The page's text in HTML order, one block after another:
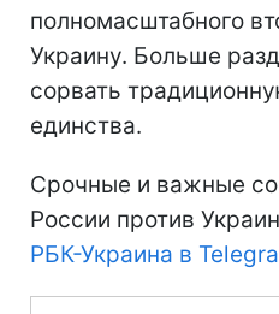
полномасштабного
Украину. Больше
сорвать
единства.
Срочные и важные
России против
РБК-Украина в